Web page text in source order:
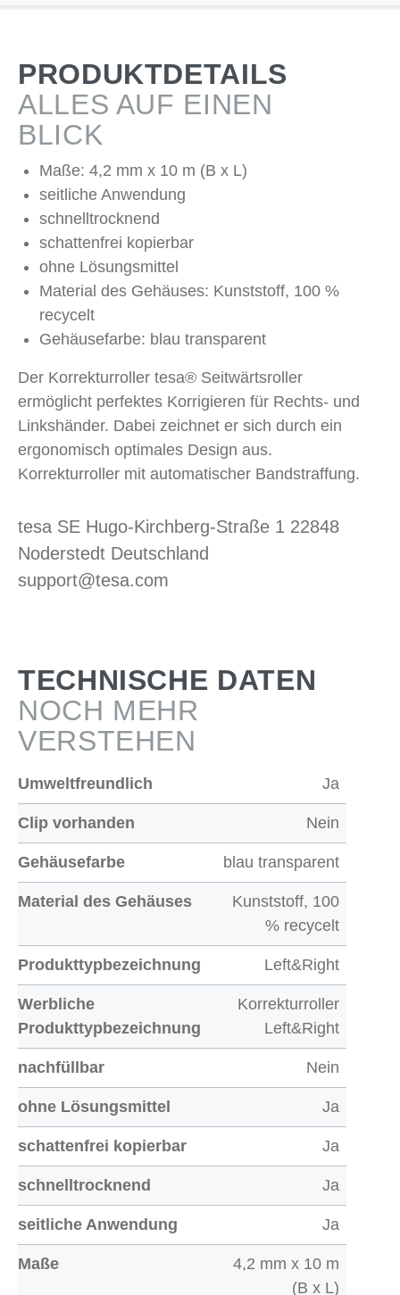
PRODUKTDETAILS
ALLES AUF EINEN
BLICK
Maße: 4,2 mm x 10 m (B x L)
seitliche Anwendung
schnelltrocknend
schattenfrei kopierbar
ohne Lösungsmittel
Material des Gehäuses: Kunststoff, 100 %
recycelt
Gehäusefarbe: blau transparent
Der Korrekturroller tesa® Seitwärtsroller
ermöglicht perfektes Korrigieren für Rechts- und
Linkshänder. Dabei zeichnet er sich durch ein
ergonomisch optimales Design aus.
Korrekturroller mit automatischer Bandstraffung.
tesa SE Hugo-Kirchberg-Straße 1 22848
Noderstedt Deutschland
support@tesa.com
TECHNISCHE DATEN
NOCH MEHR
VERSTEHEN
Umweltfreundlich Ja
Clip vorhanden Nein
Gehäusefarbe blau transparent
Material des Gehäuses
Kunststoff, 100
% recycelt
Produkttypbezeichnung Left&Right
Werbliche
Produkttypbezeichnung
Korrekturroller
Left&Right
nachfüllbar Nein
ohne Lösungsmittel Ja
schattenfrei kopierbar Ja
schnelltrocknend Ja
seitliche Anwendung Ja
Maße
4,2 mm x 10 m
(B x L)